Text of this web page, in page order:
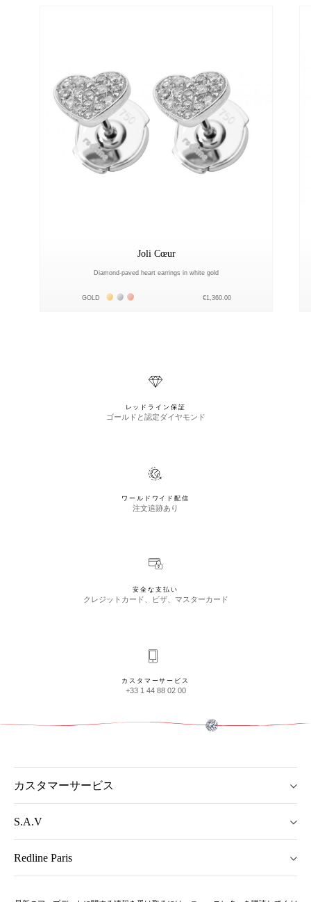
Joli Cœur
Diamond-paved heart earrings in white gold
GOLD Жёлтое золото 18К
Белое золото 18К
Розовое золото 18К €1,360.00
レッドライン保証
ゴールドと認定ダイヤモンド
ワールドワイド配信
注文追跡あり
安全な支払い
クレジットカード、ビザ、マスターカード
カスタマーサービス
+33 1 44 88 02 00
カスタマーサービス
S.A.V
Redline Paris